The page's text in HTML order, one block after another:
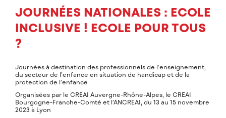
JOURNÉES NATIONALES : ECOLE
INCLUSIVE ! ECOLE POUR TOUS
?
Journées à destination des professionnels de l’enseignement,
du secteur de l’enfance en situation de handicap et de la
protection de l’enfance
Organisées par le CREAI Auvergne-Rhône-Alpes, le CREAI
Bourgogne-Franche-Comté et l’ANCREAI, du 13 au 15 novembre
2023 à Lyon